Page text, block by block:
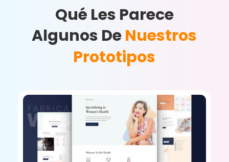
Qué Les Parece
Algunos DeNuestros
Prototipos